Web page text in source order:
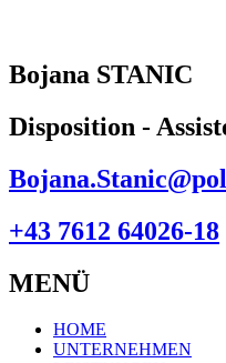
Bojana STANIC
Disposition -
+43 7612 64026-18
MENÜ
HOME
UNTERNEHMEN